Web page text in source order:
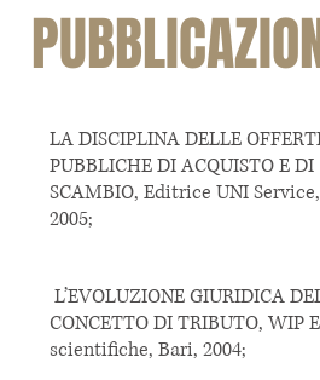
LA DISCIPLINA DELLE
PUBBLICHE DI ACQUISTO E DI
SCAMBIO, Editrice UNI
2005;
L’EVOLUZIONE GIURIDICA
CONCETTO DI TRIBUTO, WIP
scientifiche, Bari, 2004;